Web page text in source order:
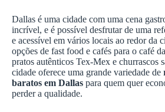
Dallas é uma cidade com uma cena
incrível, e é possível desfrutar de uma
e acessível em vários locais ao redor da
opções de fast food e cafés para o café
pratos autênticos Tex-Mex e churrascos
cidade oferece uma grande variedade de
baratos em Dallas para quem quer
perder a qualidade.